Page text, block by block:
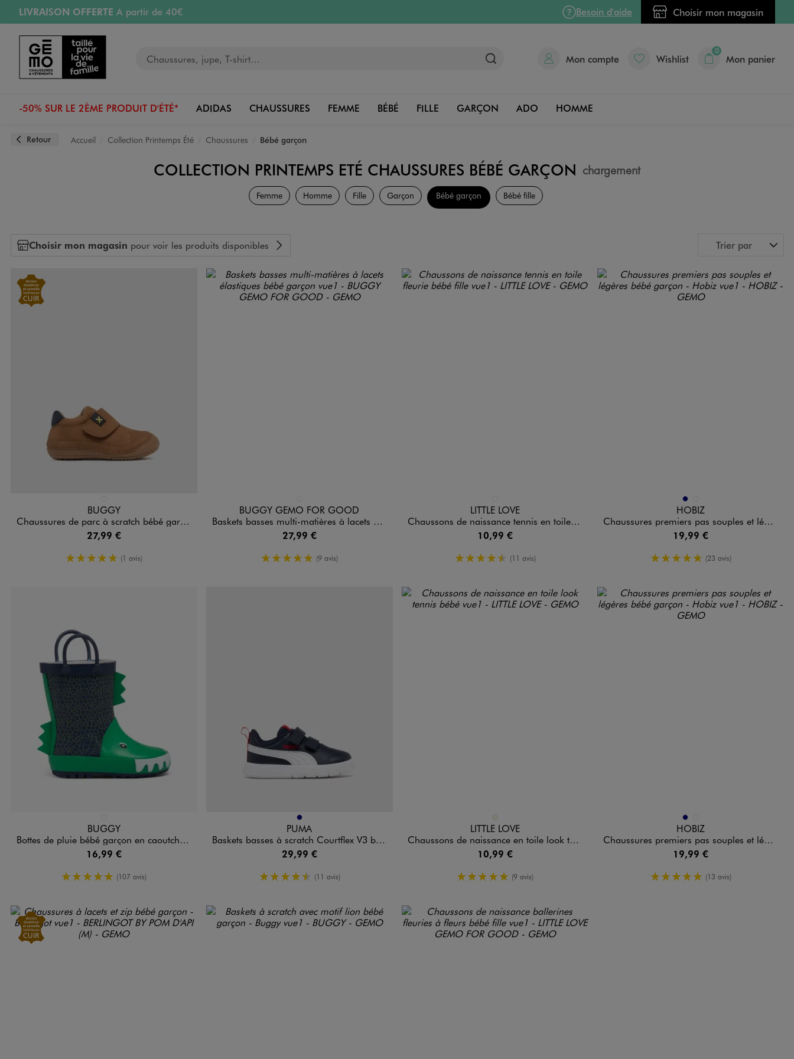
Aller au contenu principal
Aller à la navigation
LIVRAISON OFFERTE A partir de 40€
RETRAIT ET LIVRAISON OFFERTE
PAYEZ EN 3x SANS FRAIS
dès 50€
Retours OFFERTSpendant 30 jours
Besoin d'aide Choisir mon magasin
Mon compte Wishlist
0
Mon panier
-50% SUR LE 2ÈME PRODUIT D'ÉTÉ* ADIDAS CHAUSSURES FEMME BÉBÉ FILLE GARÇON ADO HOMME
Retour Accueil Collection Printemps Été Chaussures Bébé garçon
COLLECTION PRINTEMPS ETÉ CHAUSSURES BÉBÉ GARÇON chargement
Chaussures
Femme Homme Fille Garçon Bébé garçon Bébé fille
Choisir mon magasin pour voir les produits disponibles Trier par
BUGGY
Chaussures de parc à scratch bébé garçon - Buggy
27,99 €
5/5 de moyenne
(1 avis)
BUGGY GEMO FOR GOOD
Baskets basses multi-matières à lacets élastiques bébé garçon
27,99 €
5/5 de moyenne
(9 avis)
LITTLE LOVE
Chaussons de naissance tennis en toile fleurie bébé fille
10,99 €
4.5/5 de moyenne
(11 avis)
Disponible en 2 colorisMARINE
HOBIZ
Chaussures premiers pas souples et légères bébé garçon - Hobiz
19,99 €
5/5 de moyenne
(23 avis)
BUGGY
Bottes de pluie bébé garçon en caoutchouc avec motifs et à anses
16,99 €
5/5 de moyenne
(107 avis)
Disponible en 1 colorisMARINE
PUMA
Baskets basses à scratch Courtflex V3 bébé garçon - Puma
29,99 €
4.5/5 de moyenne
(11 avis)
LITTLE LOVE
Chaussons de naissance en toile look tennis bébé
10,99 €
5/5 de moyenne
(9 avis)
Disponible en 2 colorisMARINE
HOBIZ
Chaussures premiers pas souples et légères bébé garçon - Hobiz
19,99 €
5/5 de moyenne
(13 avis)